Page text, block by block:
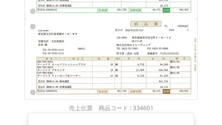
売上伝票 商品コード : 334601